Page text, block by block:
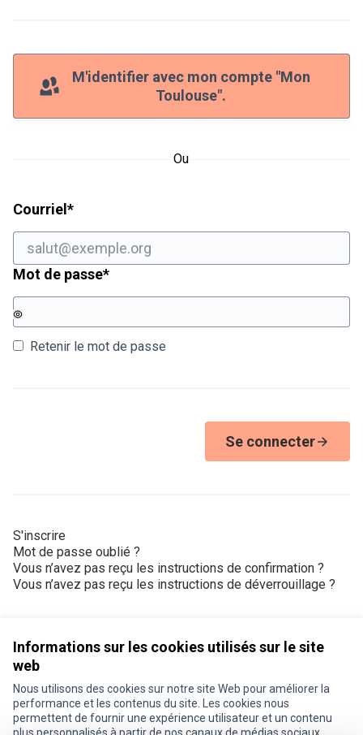
Informations sur les cookies utilisés sur le site
web
Nous utilisons des cookies sur notre site Web pour améliorer la
performance et les contenus du site. Les cookies nous
permettent de fournir une expérience utilisateur et un contenu
M'identifier avec mon compte "Mon
Toulouse".
Ou
Courriel *Champ obligatoire
Mot de passe*Champ obligatoire
Retenir le mot de passe
Se connecter
S'inscrire
Mot de passe oublié ?
Vous n’avez pas reçu les instructions de confirmation ?
Vous n’avez pas reçu les instructions de déverrouillage ?
Conditions d'utilisation
Paramètres des cookies
Je participe ! sur X
Je participe ! sur Facebook
Je participe ! sur Instagram